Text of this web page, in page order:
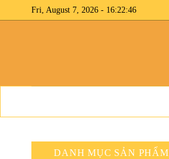
to
Fri, August 7, 2026 - 16:22:46
DANH MỤC SẢN PHẨM